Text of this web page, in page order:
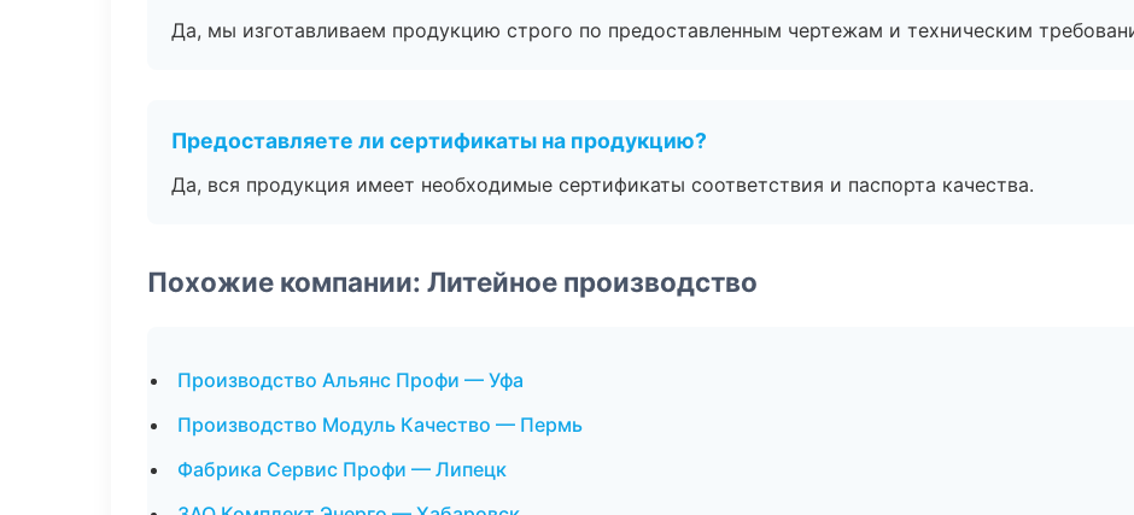
Да, мы изготавливаем продукцию строго по предоставленным чертежам и техническим
Предоставляете ли сертификаты на продукцию?
Да, вся продукция имеет необходимые сертификаты соответствия и паспорта качества.
Похожие компании: Литейное производство
Производство Альянс Профи — Уфа
Производство Модуль Качество — Пермь
Фабрика Сервис Профи — Липецк